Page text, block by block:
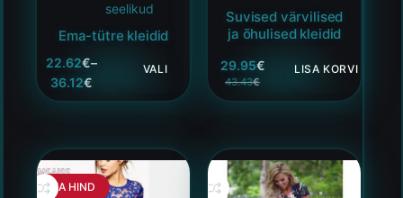
seelikud
Ema-tütre kleidid
22.62€–
36.12€
VALI
Suvised värvilised
ja õhulised kleidid
43.43€
29.95€ LISA KORVI
HEA HIND